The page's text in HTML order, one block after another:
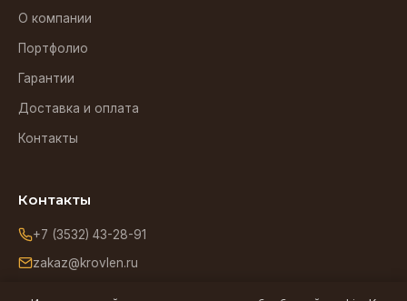
О компании
Портфолио
Гарантии
Доставка и оплата
Контакты
Контакты
+7 (3532) 43-28-91
zakaz@krovlen.ru